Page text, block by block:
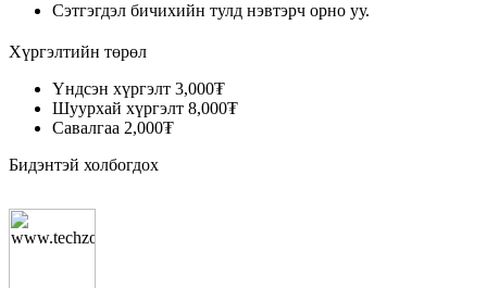
Сэтгэгдэл бичихийн тулд нэвтэрч орно уу.
Хүргэлтийн төрөл
Үндсэн хүргэлт 3,000₮
Шуурхай хүргэлт 8,000₮
Савалгаа 2,000₮
Бидэнтэй холбогдох